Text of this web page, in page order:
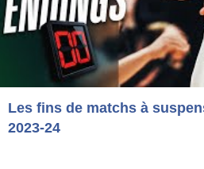
Les fins de matchs à
2023-24